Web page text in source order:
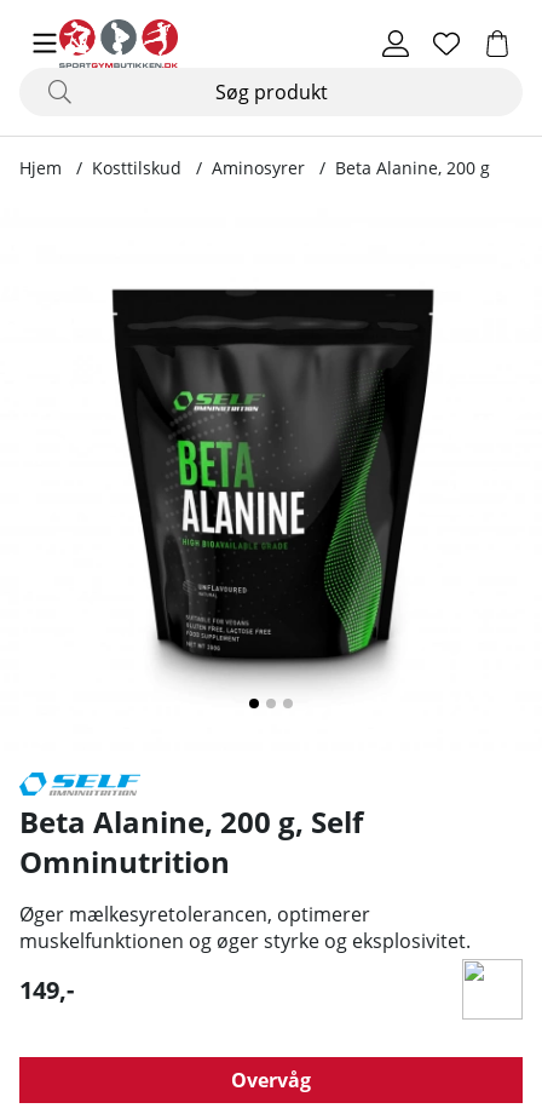
Hjem Kosttilskud Aminosyrer Beta Alanine, 200 g
Beta Alanine, 200 g, Self
Omninutrition
Øger mælkesyretolerancen, optimerer
muskelfunktionen og øger styrke og eksplosivitet.
149,-
Overvåg